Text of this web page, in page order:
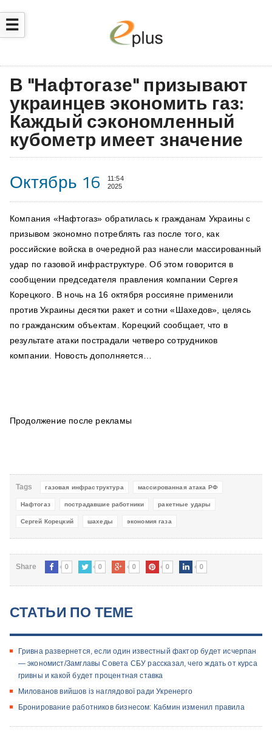
☰
В "Нафтогазе" призывают
украинцев экономить газ:
Каждый сэкономленный
кубометр имеет значение
Октябрь 16
11:54
2025
Компания «Нафтогаз» обратилась к гражданам Украины с
призывом экономно потреблять газ после того, как
российские войска в очередной раз нанесли массированный
удар по газовой инфраструктуре. Об этом говорится в
сообщении председателя правления компании Сергея
Корецкого. В ночь на 16 октября россияне применили
против Украины десятки ракет и сотни «Шахедов», целясь
по гражданским объектам. Корецкий сообщает, что в
результате атаки пострадали четверо сотрудников
компании. Новость дополняется…
Продолжение после рекламы
Tags газовая инфраструктура массированная атака РФ
Нафтогаз пострадавшие работники ракетные удары
Сергей Корецкий шахеды экономия газа
Share 0 0 0 0 0
СТАТЬИ ПО ТЕМЕ
Гривна развернется, если один известный фактор будет исчерпан
— экономист/Замглавы Совета СБУ рассказал, чего ждать от курса
гривны и какой будет процентная ставка
Милованов вийшов із наглядової ради Укренерго
Бронирование работников бизнесом: Кабмин изменил правила